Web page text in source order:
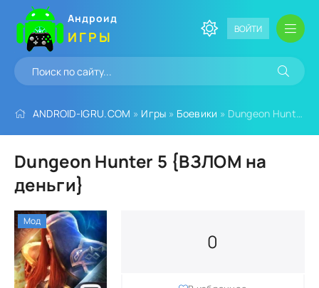
Андроид
ИГРЫ ВОЙТИ
ANDROID-IGRU.COM » Игры » Боевики » Dungeon Hunter 5 {ВЗЛОМ на деньги}
Dungeon Hunter 5 {ВЗЛОМ на
деньги}
0
Мод